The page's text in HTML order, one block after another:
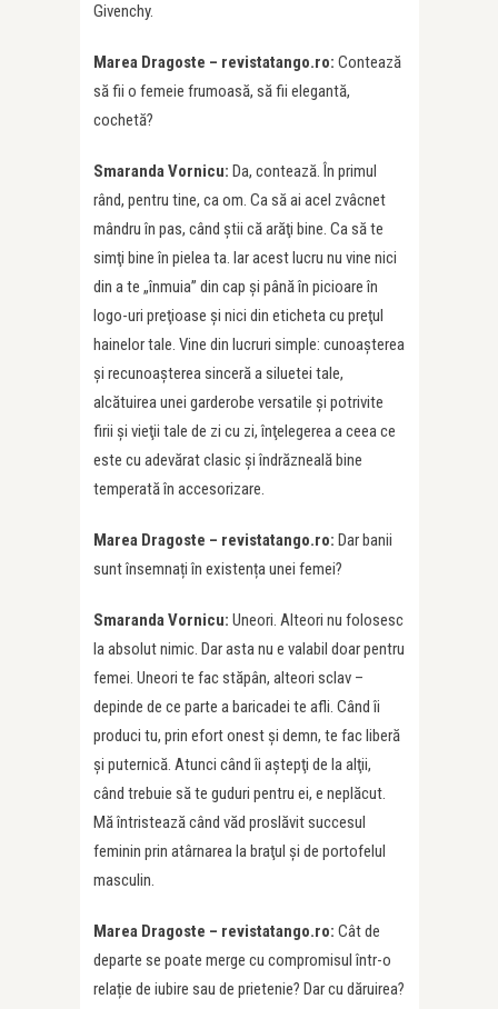
Givenchy.
Marea Dragoste – revistatango.ro: Contează
să fii o femeie frumoasă, să fii elegantă,
cochetă?
Smaranda Vornicu: Da, contează. În primul
rând, pentru tine, ca om. Ca să ai acel zvâcnet
mândru în pas, când ştii că arăţi bine. Ca să te
simţi bine în pielea ta. Iar acest lucru nu vine nici
din a te „înmuia” din cap şi până în picioare în
logo-uri preţioase şi nici din eticheta cu preţul
hainelor tale. Vine din lucruri simple: cunoaşterea
şi recunoaşterea sinceră a siluetei tale,
alcătuirea unei garderobe versatile şi potrivite
firii şi vieţii tale de zi cu zi, înţelegerea a ceea ce
este cu adevărat clasic şi îndrăzneală bine
temperată în accesorizare.
Marea Dragoste – revistatango.ro: Dar banii
sunt însemnați în existența unei femei?
Smaranda Vornicu: Uneori. Alteori nu folosesc
la absolut nimic. Dar asta nu e valabil doar pentru
femei. Uneori te fac stăpân, alteori sclav –
depinde de ce parte a baricadei te afli. Când îi
produci tu, prin efort onest şi demn, te fac liberă
şi puternică. Atunci când îi aştepţi de la alţii,
când trebuie să te guduri pentru ei, e neplăcut.
Mă întristează când văd proslăvit succesul
feminin prin atârnarea la braţul şi de portofelul
masculin.
Marea Dragoste – revistatango.ro: Cât de
departe se poate merge cu compromisul într-o
relație de iubire sau de prietenie? Dar cu dăruirea?